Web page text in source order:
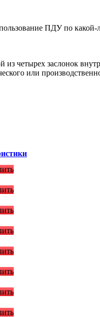
ПДУ по
четырех заслонок
или